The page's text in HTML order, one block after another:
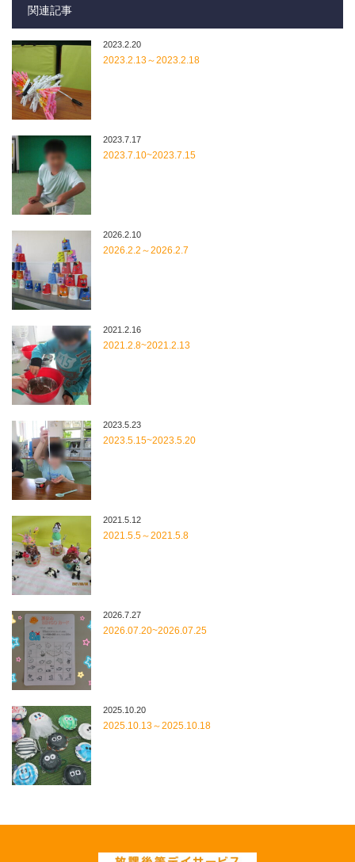
関連記事
2023.2.20
2023.2.13～2023.2.18
2023.7.17
2023.7.10~2023.7.15
2026.2.10
2026.2.2～2026.2.7
2021.2.16
2021.2.8~2021.2.13
2023.5.23
2023.5.15~2023.5.20
2021.5.12
2021.5.5～2021.5.8
2026.7.27
2026.07.20~2026.07.25
2025.10.20
2025.10.13～2025.10.18